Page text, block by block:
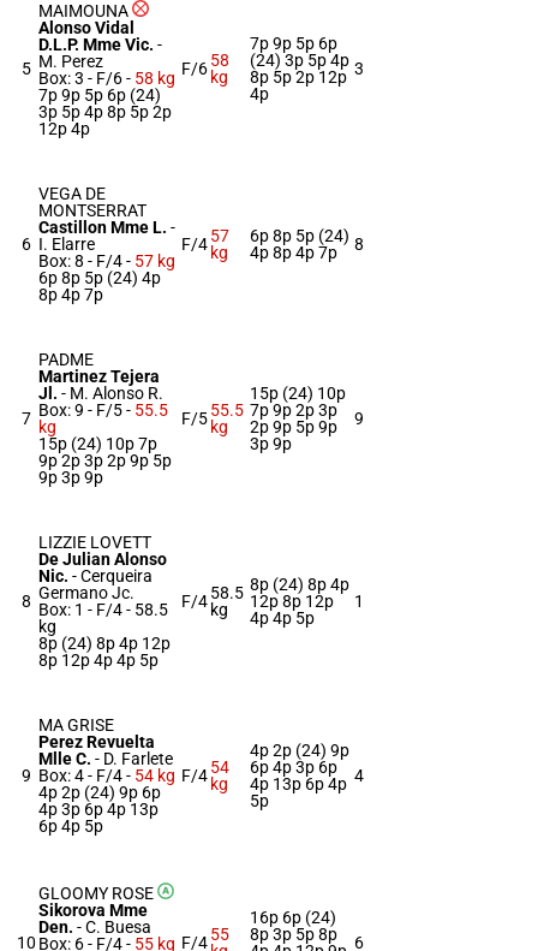
5
MAIMOUNA
Alonso Vidal
D.L.P. Mme Vic. -
M. Perez
Box: 3 - F/6 - 58 kg
7p 9p 5p 6p (24)
3p 5p 4p 8p 5p 2p
12p 4p
F/658
kg
7p 9p 5p 6p
(24) 3p 5p 4p
8p 5p 2p 12p
4p
3
6
VEGA DE
MONTSERRAT
Castillon Mme L. -
I. Elarre
Box: 8 - F/4 - 57 kg
6p 8p 5p (24) 4p
8p 4p 7p
F/457
kg
6p 8p 5p (24)
4p 8p 4p 7p
8
7
PADME
Martinez Tejera
Jl. - M. Alonso R.
Box: 9 - F/5 - 55.5
kg
15p (24) 10p 7p
9p 2p 3p 2p 9p 5p
9p 3p 9p
F/555.5
kg
15p (24) 10p
7p 9p 2p 3p
2p 9p 5p 9p
3p 9p
9
8
LIZZIE LOVETT
De Julian Alonso
Nic. -Cerqueira
Germano Jc.
Box: 1 - F/4 - 58.5
kg
8p (24) 8p 4p 12p
8p 12p 4p 4p 5p
F/458.5
kg
8p (24) 8p 4p
12p 8p 12p
4p 4p 5p
1
9
MA GRISE
Perez Revuelta
Mlle C. - D. Farlete
Box: 4 - F/4 - 54 kg
4p 2p (24) 9p 6p
4p 3p 6p 4p 13p
6p 4p 5p
F/454
kg
4p 2p (24) 9p
6p 4p 3p 6p
4p 13p 6p 4p
5p
4
10
GLOOMY ROSE
Sikorova Mme
Den. -C. Buesa
Box: 6 - F/4 - 55 kg F/455
16p 6p (24)
8p 3p 5p 8p
6